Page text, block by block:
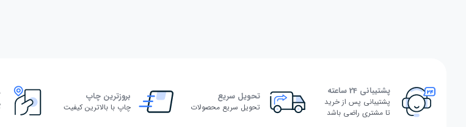
پشتیبانی 24 ساعته
پشتیبانی پس از خرید
تا مشتری راضی باشد
تحویل سریع
تحویل سریع محصولات
بروزترین چاپ
چاپ با بالاترین کیفیت